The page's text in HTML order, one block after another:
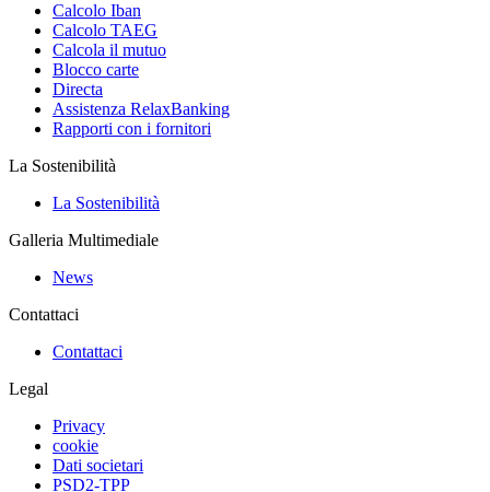
Calcolo Iban
Calcolo TAEG
Calcola il mutuo
Blocco carte
Directa
Assistenza RelaxBanking
Rapporti con i fornitori
La Sostenibilità
La Sostenibilità
Galleria Multimediale
News
Contattaci
Contattaci
Legal
Privacy
cookie
Dati societari
PSD2-TPP